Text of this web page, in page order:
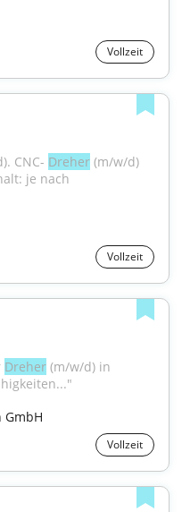
Vollzeit
CNC- Dreher (m/w/d)
je nach
Vollzeit
Dreher (m/w/d) in
GmbH
Vollzeit